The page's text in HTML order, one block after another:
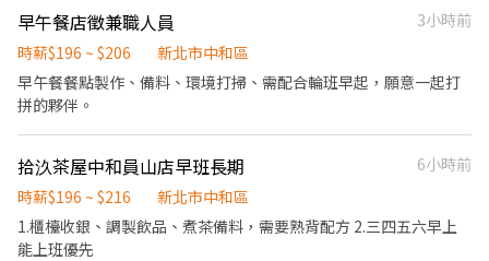
協助 【我們希望你】 ✔ 有責任感、做事細心 ✔ 動作俐落，願意學
習 ✔ 具服務熱忱，能與夥伴互相合作 ✔ 無經驗可，我們會完整培
訓！ 如果你想找一份工作氣氛融洽、夥伴好相處的兼職，歡迎加入
冉冉晨光早午餐，期待與你一起迎接每天的晨光！
早午餐店徵兼職人員
3小時前
時薪$196 ~ $206
新北市中和區
早午餐餐點製作、備料、環境打掃、需配合輪班早起，願意一起打
拼的夥伴。
拾汣茶屋中和員山店早班長期
6小時前
時薪$196 ~ $216
新北市中和區
1.櫃檯收銀、調製飲品、煮茶備料，需要熟背配方 2.三四五六早上
能上班優先